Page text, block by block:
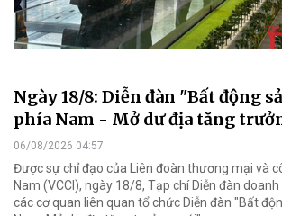
Ngày 18/8: Diễn đàn "Bất động
phía Nam - Mở dư địa tăng
06/08/2026 04:57
Được sự chỉ đạo của Liên đoàn thương mại và
Nam (VCCI), ngày 18/8, Tạp chí Diễn đàn
các cơ quan liên quan tổ chức Diễn đàn "Bất